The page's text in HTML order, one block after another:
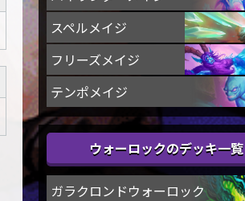
スペルメイジ
フリーズメイジ
テンポメイジ
ウォーロックのデッキ一覧
ガラクロンドウォーロック